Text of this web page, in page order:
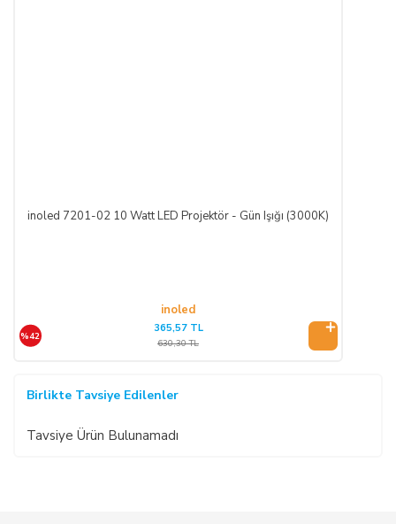
inoled 7201-02 10 Watt LED Projektör - Gün Işığı (3000K)
inoled
%42
365,57 TL
630,30 TL
Birlikte Tavsiye Edilenler
Tavsiye Ürün Bulunamadı